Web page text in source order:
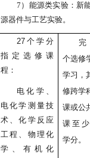
7） 能源类实验：新
源器件与工艺实验。
27 个学分
指定选修课
程：
电化学、
电化学测量技
术、化学反应
工程、物理化
学、有机化
完
个选修
学习，
修跨学
课或公
课至少
学分。